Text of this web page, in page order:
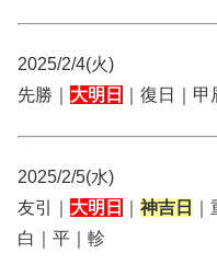
2025/2/4(火)
先勝｜ 大明日 ｜復日｜
2025/2/5(水)
友引｜ 大明日 神吉日
白｜平｜軫